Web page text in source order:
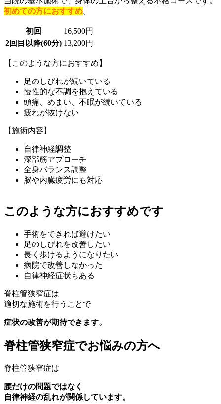
初めての方におすすめ。
初回
16,500円
2回目以降(60分) 13,200円
【このような方におすすめ】
足のしびれが続いている
慢性的な不調を抱えている
頭痛、めまい、不眠が続いている
疲れが抜けない
【施術内容】
自律神経調整
深部筋アプローチ
全身バランス調整
脳や内臓疲労にも対応
このような方におすすめです
手術をできれば避けたい
足のしびれを改善したい
長く歩けるようになりたい
病院で改善しなかった
自律神経症状もある
脊柱管狭窄症は
適切な施術を行うことで
症状の改善が期待できます。
脊柱管狭窄症でお悩みの方へ
脊柱管狭窄症は
腰だけの問題ではなく
自律神経の乱れが関係しています。